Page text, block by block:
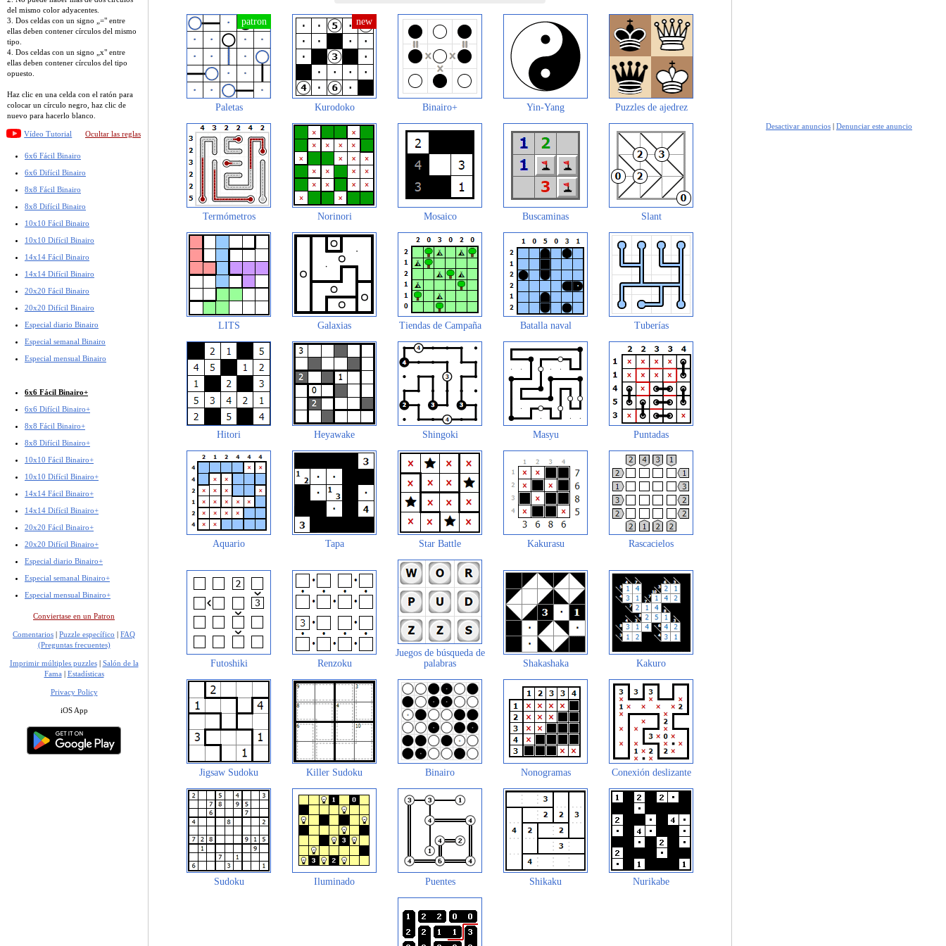
del mismo color adyacentes.
3. Dos celdas con un signo „=" entre
ellas deben contener círculos del mismo
tipo.
4. Dos celdas con un signo „x" entre
ellas deben contener círculos del tipo
opuesto.
Haz clic en una celda con el ratón para
colocar un círculo negro, haz clic de
nuevo para hacerlo blanco.
Vídeo Tutorial Ocultar las reglas
6x6 Fácil Binairo
6x6 Difícil Binairo
8x8 Fácil Binairo
8x8 Difícil Binairo
10x10 Fácil Binairo
10x10 Difícil Binairo
14x14 Fácil Binairo
14x14 Difícil Binairo
20x20 Fácil Binairo
20x20 Difícil Binairo
Especial diario Binairo
Especial semanal Binairo
Especial mensual Binairo
6x6 Fácil Binairo+
6x6 Difícil Binairo+
8x8 Fácil Binairo+
8x8 Difícil Binairo+
10x10 Fácil Binairo+
10x10 Difícil Binairo+
14x14 Fácil Binairo+
14x14 Difícil Binairo+
20x20 Fácil Binairo+
20x20 Difícil Binairo+
Especial diario Binairo+
Especial semanal Binairo+
Especial mensual Binairo+
Conviertase en un Patron
Comentarios | Puzzle específico | FAQ
(Preguntas frecuentes)
Imprimir múltiples puzzles| Salón de la
Fama | Estadísticas
Privacy Policy
iOS App
Paletas Kurodoko Binairo+ Yin-Yang Puzzles de ajedrez
Termómetros Norinori Mosaico Buscaminas Slant
LITS Galaxias Tiendas de Campaña Batalla naval Tuberías
Hitori Heyawake Shingoki Masyu Puntadas
Aquario Tapa Star Battle Kakurasu Rascacielos
Futoshiki Renzoku
Juegos de búsqueda de
palabras
Shakashaka Kakuro
Jigsaw Sudoku Killer Sudoku Binairo Nonogramas Conexión deslizante
Sudoku Iluminado Puentes Shikaku Nurikabe
Desactivar anuncios | Denunciar este anuncio